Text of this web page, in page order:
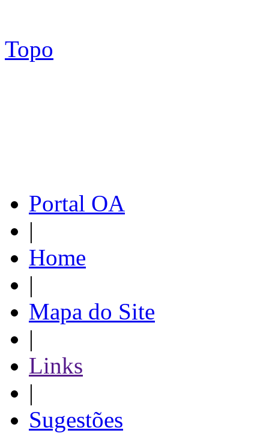
Topo
Portal OA
|
Home
|
Mapa do Site
|
Links
|
Sugestões